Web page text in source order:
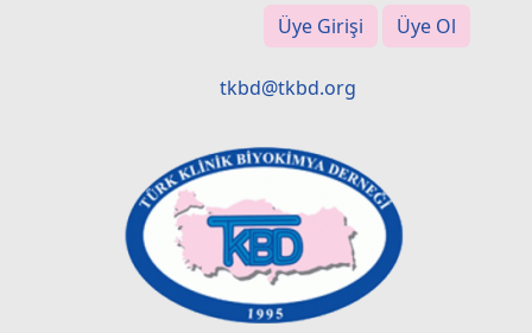
Üye Girişi Üye Ol
tkbd@tkbd.org